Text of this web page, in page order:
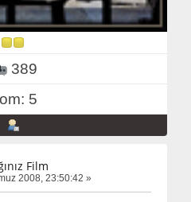
389
5
Film
2008, 23:50:42 »